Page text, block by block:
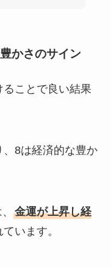
かさのサイン
ことで良い結果
8は経済的な豊か
金運が上昇し経
います。